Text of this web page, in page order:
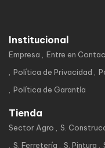
Institucional
Empresa Entre en
Política de Privacidad
Política de Garantía
Tienda
Sector Agro S.
S. Ferretería
S. Pintura